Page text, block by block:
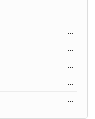
...
...
...
...
...